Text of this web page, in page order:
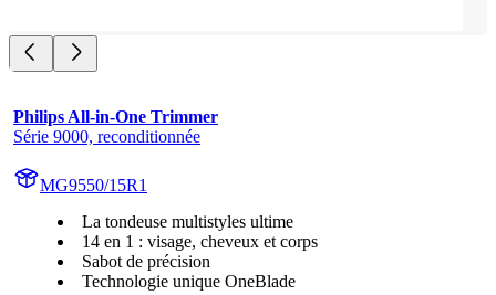
Philips All-in-One Trimmer
Série 9000, reconditionnée
MG9550/15R1
La tondeuse multistyles ultime
14 en 1 : visage, cheveux et corps
Sabot de précision
Technologie unique OneBlade